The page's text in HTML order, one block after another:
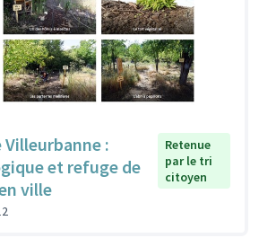
:
et refuge de
ville
Retenue
par le tri
citoyen